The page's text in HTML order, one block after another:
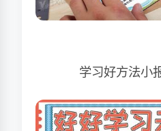
学习好方法小